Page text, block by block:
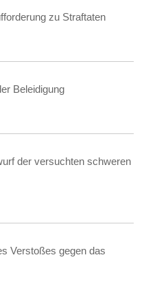
zu Straftaten
Beleidigung
der versuchten schweren
Verstoßes gegen das